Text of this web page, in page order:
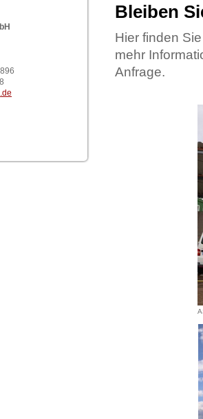
Bleiben
Hier finden
mehr
Anfrage.